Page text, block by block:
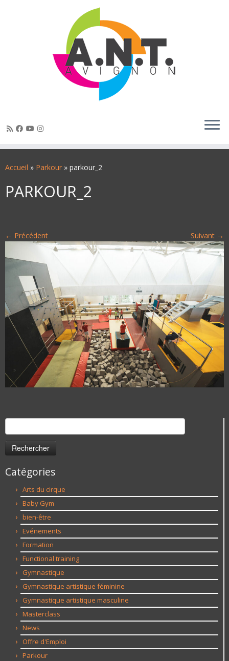
auAccueil » Parkour » parkour_2
PARKOUR_2
← Précédent Suivant →
Catégories
Arts du cirque
Baby Gym
bien-être
Evénements
Formation
Functional training
Gymnastique
Gymnastique artistique féminine
Gymnastique artistique masculine
Masterclass
News
Offre d'Emploi
Parkour